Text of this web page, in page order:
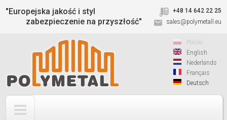
Jump to navigation
"Europejska jakość i styl
zabezpieczenie na przyszłość"
+48 14 642 22 25
sales@polymetall.eu
Polski
English
Nederlands
Français
Deutsch